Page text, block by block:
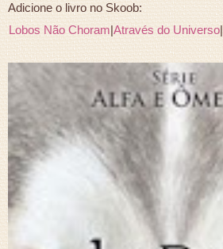
Adicione o livro no Skoob:
Lobos Não Choram|Através do Universo|